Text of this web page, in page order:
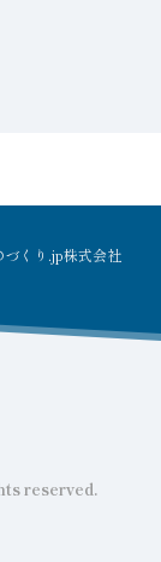
くり.jp株式会社
reserved.